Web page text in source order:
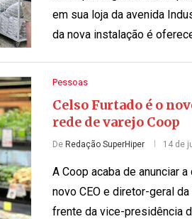
em sua loja da avenida
da nova instalação é
Pessoas
Celso Furtado é o
rede de varejo Coop
De Redação SuperHiper 14 de
A Coop acaba de anunciar
novo CEO e diretor-geral
frente da vice-presidência